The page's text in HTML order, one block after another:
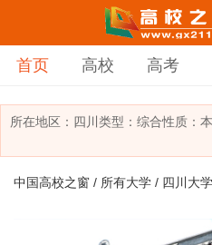
首页 高校 高考
所在地区： 四川 类型： 综合性质：
中国高校之窗 / 所有大学 / 四川大学